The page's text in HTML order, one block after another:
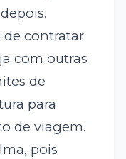
de contratar
com outras
de
para
de viagem.
pois